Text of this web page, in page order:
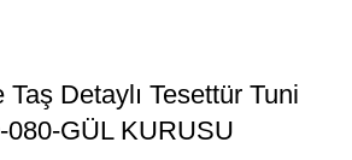
Taş Detaylı Tesettür Tuni
080-GÜL KURUSU